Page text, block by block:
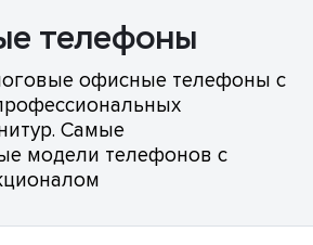
телефоны
офисные телефоны с
Самые
модели телефонов с